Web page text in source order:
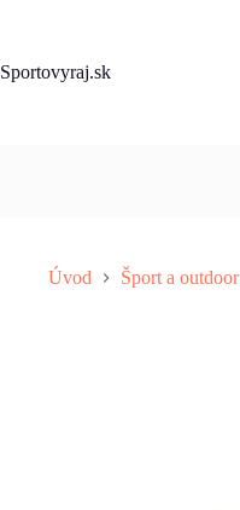
Sportovyraj.sk
Úvod Šport a outdoor